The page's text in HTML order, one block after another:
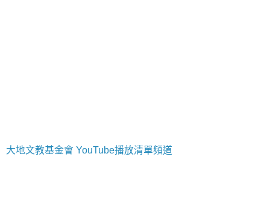
大地文教基金會 YouTube播放清單頻道